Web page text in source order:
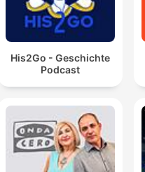
His2Go - Geschichte
Podcast